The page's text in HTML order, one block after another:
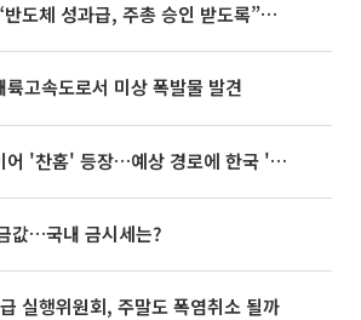
김정관 장관 “반도체 성과급, 주총 승인 받도록”…상법·자본시장법 개정 시사
륙고속도로서 미상 폭발물 발견
태풍 '돌핀' 이어 '찬홈' 등장…예상 경로에 한국 '한숨'
값…국내 금시세는?
실행위원회, 주말도 폭염취소 될까